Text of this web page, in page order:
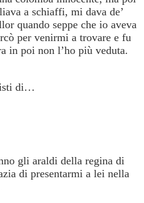
a schiaffi, mi dava de’
quando seppe che io aveva
per venirmi a trovare e fu
in poi non l’ho più veduta.
di…
gli araldi della regina di
di presentarmi a lei nella